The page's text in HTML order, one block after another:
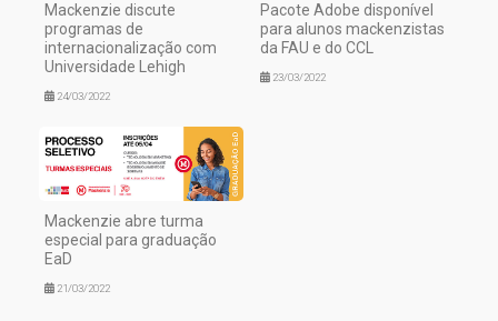
Mackenzie discute
programas de
internacionalização com
Universidade Lehigh
24/03/2022
Pacote Adobe disponível
para alunos mackenzistas
da FAU e do CCL
23/03/2022
Mackenzie abre turma
especial para graduação
EaD
21/03/2022